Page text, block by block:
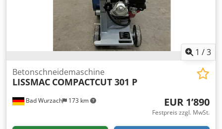
1 /3
Bad Wurzach 173 km
Betonschneidemaschine
LISSMAC COMPACTCUT 301 P
EUR 1’890
Festpreis zzgl. MwSt.